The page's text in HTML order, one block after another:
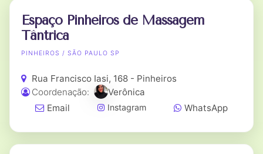
Espaço Pinheiros de Massagem
Tântrica
PINHEIROS / SÃO PAULO SP
Rua Francisco Iasi, 168 - Pinheiros
Coordenação:
Verônica
Email
Instagram WhatsApp